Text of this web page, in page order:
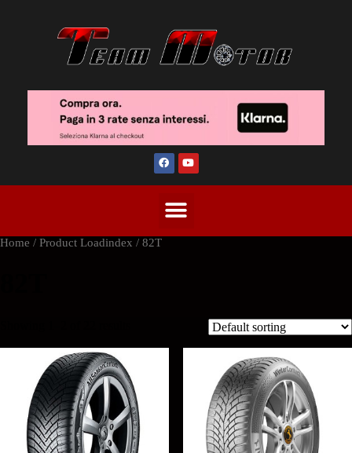
Home / Product Loadindex / 82T